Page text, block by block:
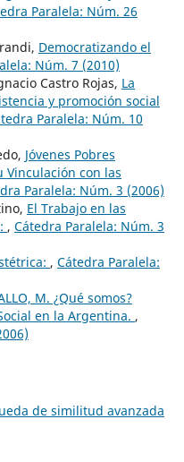
Paralela: Núm. 26
Democratizando el
Núm. 7 (2010)
Castro Rojas, La
y promoción social
Paralela: Núm. 10
Jóvenes Pobres
Vinculación con las
Paralela: Núm. 3 (2006)
El Trabajo en las
, Cátedra Paralela: Núm. 3
, Cátedra Paralela:
M. ¿Qué somos?
en la Argentina. ,
de similitud avanzada